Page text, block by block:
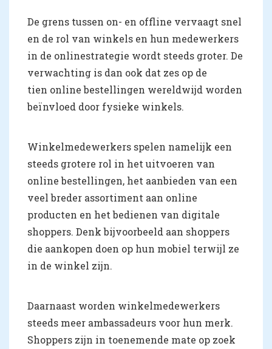
De grens tussen on- en offline vervaagt snel
en de rol van winkels en hun medewerkers
in de onlinestrategie wordt steeds groter. De
verwachting is dan ook dat zes op de
tien online bestellingen wereldwijd worden
beïnvloed door fysieke winkels.
Winkelmedewerkers spelen namelijk een
steeds grotere rol in het uitvoeren van
online bestellingen, het aanbieden van een
veel breder assortiment aan online
producten en het bedienen van digitale
shoppers. Denk bijvoorbeeld aan shoppers
die aankopen doen op hun mobiel terwijl ze
in de winkel zijn.
Daarnaast worden winkelmedewerkers
steeds meer ambassadeurs voor hun merk.
Shoppers zijn in toenemende mate op zoek